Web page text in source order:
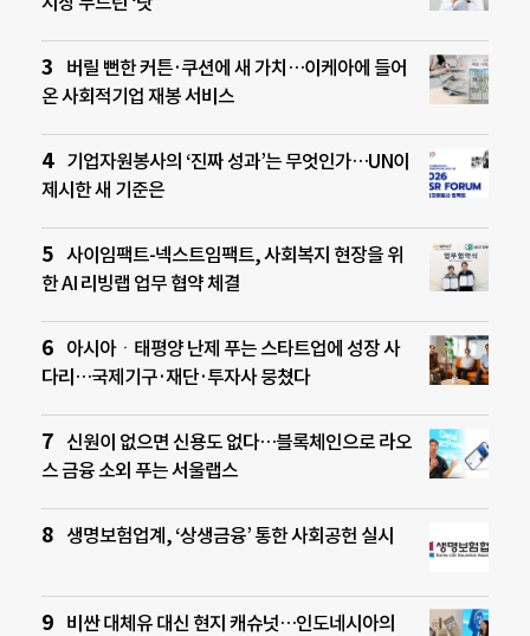
버릴 뻔한 커튼·쿠션에 새 가치…이케아에 들어
온 사회적기업 재봉 서비스
기업자원봉사의 ‘진짜 성과’는 무엇인가…UN이
제시한 새 기준은
사이임팩트-넥스트임팩트, 사회복지 현장을 위
한 AI 리빙랩 업무 협약 체결
아시아ㆍ태평양 난제 푸는 스타트업에 성장 사
다리…국제기구·재단·투자사 뭉쳤다
신원이 없으면 신용도 없다…블록체인으로 라오
스 금융 소외 푸는 서울랩스
생명보험업계, ‘상생금융’ 통한 사회공헌 실시
비싼 대체유 대신 현지 캐슈넛…인도네시아의